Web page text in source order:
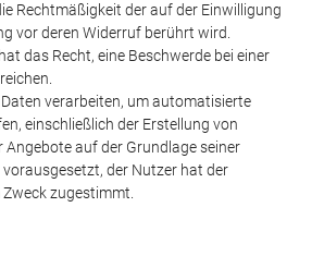
Rechtmäßigkeit der auf der Einwilligung
vor deren Widerruf berührt wird.
das Recht, eine Beschwerde bei einer
verarbeiten, um automatisierte
einschließlich der Erstellung von
Angebote auf der Grundlage seiner
der Nutzer hat der
zugestimmt.